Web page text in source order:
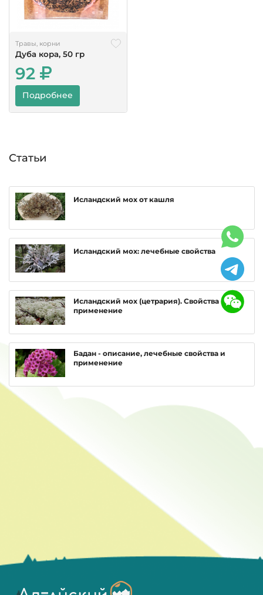
Травы, корни
Дуба кора, 50 гр
92
Подробнее
Статьи
Исландский мох от кашля
Исландский мох: лечебные свойства
Исландский мох (цетрария). Свойства и
применение
Бадан - описание, лечебные свойства и
применение